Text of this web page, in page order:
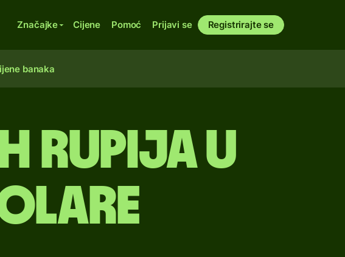
Značajke Cijene Pomoć Prijavi se Registrirajte se
banaka
rupija u